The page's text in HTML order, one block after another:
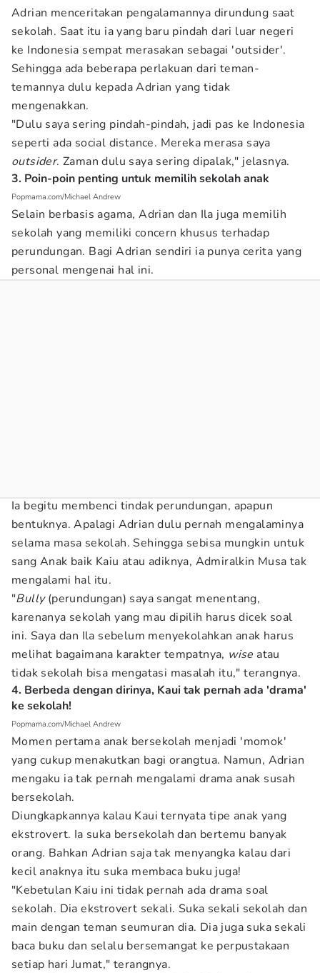
Adrian menceritakan pengalamannya dirundung saat
sekolah. Saat itu ia yang baru pindah dari luar negeri
ke Indonesia sempat merasakan sebagai 'outsider'.
Sehingga ada beberapa perlakuan dari teman-
temannya dulu kepada Adrian yang tidak
mengenakkan.
"Dulu saya sering pindah-pindah, jadi pas ke Indonesia
seperti ada social distance. Mereka merasa saya
outsider. Zaman dulu saya sering dipalak," jelasnya.
3. Poin-poin penting untuk memilih sekolah anak
Popmama.com/Michael Andrew
Selain berbasis agama, Adrian dan Ila juga memilih
sekolah yang memiliki concern khusus terhadap
perundungan. Bagi Adrian sendiri ia punya cerita yang
personal mengenai hal ini.
Ia begitu membenci tindak perundungan, apapun
bentuknya. Apalagi Adrian dulu pernah mengalaminya
selama masa sekolah. Sehingga sebisa mungkin untuk
sang Anak baik Kaiu atau adiknya, Admiralkin Musa tak
mengalami hal itu.
"Bully(perundungan) saya sangat menentang,
karenanya sekolah yang mau dipilih harus dicek soal
ini. Saya dan Ila sebelum menyekolahkan anak harus
melihat bagaimana karakter tempatnya, wise atau
tidak sekolah bisa mengatasi masalah itu," terangnya.
4. Berbeda dengan dirinya, Kaui tak pernah ada 'drama'
ke sekolah!
Popmama.com/Michael Andrew
Momen pertama anak bersekolah menjadi 'momok'
yang cukup menakutkan bagi orangtua. Namun, Adrian
mengaku ia tak pernah mengalami drama anak susah
bersekolah.
Diungkapkannya kalau Kaui ternyata tipe anak yang
ekstrovert. Ia suka bersekolah dan bertemu banyak
orang. Bahkan Adrian saja tak menyangka kalau dari
kecil anaknya itu suka membaca buku juga!
"Kebetulan Kaiu ini tidak pernah ada drama soal
sekolah. Dia ekstrovert sekali. Suka sekali sekolah dan
main dengan teman seumuran dia. Dia juga suka sekali
baca buku dan selalu bersemangat ke perpustakaan
setiap hari Jumat," terangnya.